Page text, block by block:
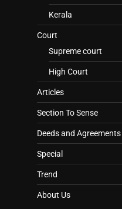
Kerala
Court
Supreme court
High Court
Articles
Section To Sense
Deeds and Agreements
Special
Trend
About Us